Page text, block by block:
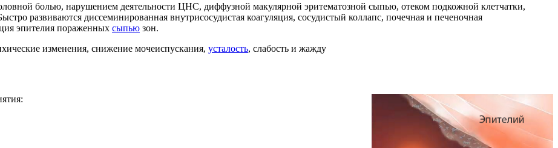
болью, нарушением деятельности ЦНС, диффузной макулярной эритематозной сыпью, отеком подкожной клетчатки,
развиваются диссеминированная внутрисосудистая коагуляция, сосудистый коллапс, почечная и печеночная
эпителия пораженных сыпью зон.
изменения, снижение мочеиспускания, усталость, слабость и жажду